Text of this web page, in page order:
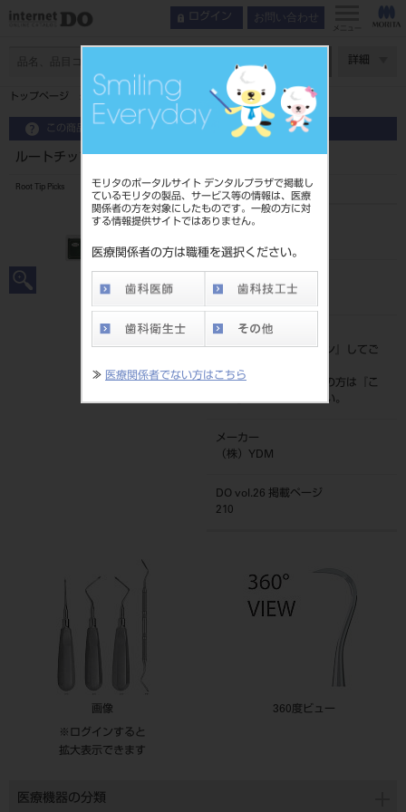
モリタのポータルサイト デンタルプラザで掲載し
ているモリタの製品、サービス等の情報は、医療
関係者の方を対象にしたものです。一般の方に対
する情報提供サイトではありません。
医療関係者の方は職種を選択ください。
≫ 医療関係者でない方はこちら
ログイン お問い合わせ
メニュー
詳細
トップページ ルートチップピックス ♯3A
この商品に関するお問い合わせ
ルートチップピックス ♯3A
Root Tip Picks
品目コード
4963931160877
標準価格
価格の確認は『ログイン
』してご
ネット会員登録がまだの方は『
こ
ちら』より登録ください。
メーカー
（株）YDM
DO vol.26 掲載ページ
210
画像
※ログインすると
拡大表示できます
360度ビュー
医療機器の分類